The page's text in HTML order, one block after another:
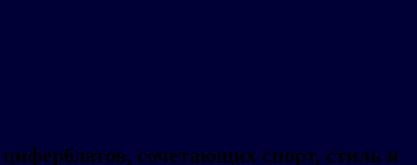
сочетающих спорт, стиль и